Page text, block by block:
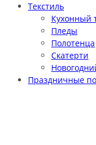
Текстиль
Кухонный
Пледы
Полотенца
Скатерти
Праздничные